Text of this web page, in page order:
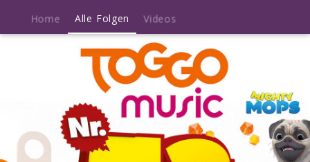
Home Alle Folgen Videos